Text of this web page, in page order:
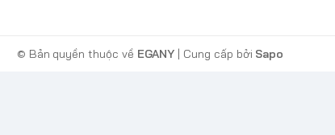
© Bản quyền thuộc về EGANY | Cung cấp bởi Sapo